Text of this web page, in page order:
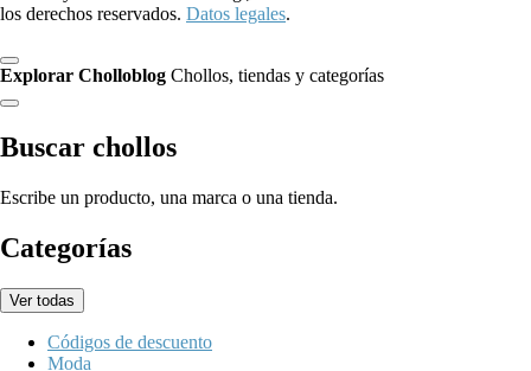
los derechos reservados. Datos legales.
Explorar Cholloblog Chollos, tiendas y categorías
Buscar chollos
Escribe un producto, una marca o una tienda.
Categorías
Ver todas
Códigos de descuento
Moda